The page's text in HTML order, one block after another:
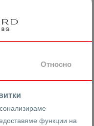
4-стаен
Относно
функции на